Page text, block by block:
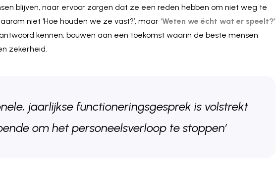
blijven, naar ervoor zorgen dat ze een reden hebben om niet weg te
niet ‘Hoe houden we ze vast?’, maar ‘Weten we écht wat er speelt?’
kennen, bouwen aan een toekomst waarin de beste mensen
zekerheid.
jaarlijkse functioneringsgesprek is volstrekt
om het personeelsverloop te stoppen’